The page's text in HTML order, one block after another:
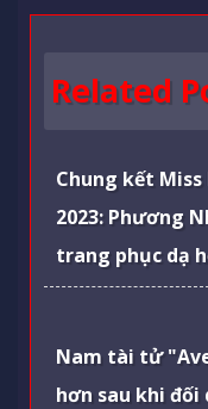
Related
Chung kết
2023: Phương
trang phục dạ
Nam tài tử
hơn sau khi đối